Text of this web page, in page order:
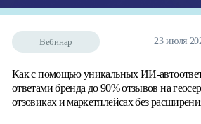
Вебинар 23 июля
Как с помощью уникальных ИИ-
ответами бренда до 90% отзывов на
отзовиках и маркетплейсах без